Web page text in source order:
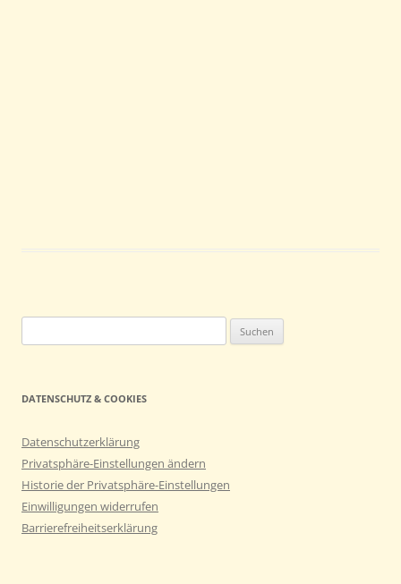
nach:
DATENSCHUTZ & COOKIES
Datenschutzerklärung
Privatsphäre-Einstellungen ändern
Historie der Privatsphäre-Einstellungen
Einwilligungen widerrufen
Barrierefreiheitserklärung